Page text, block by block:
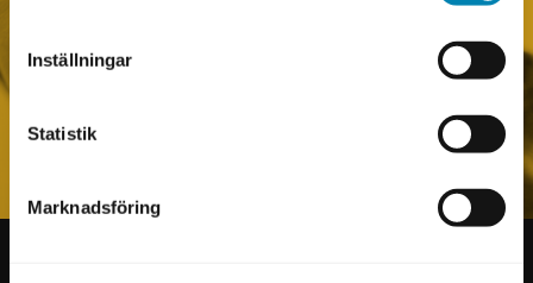
Inställningar
Statistik
Marknadsföring
kursdeltagare i över 150